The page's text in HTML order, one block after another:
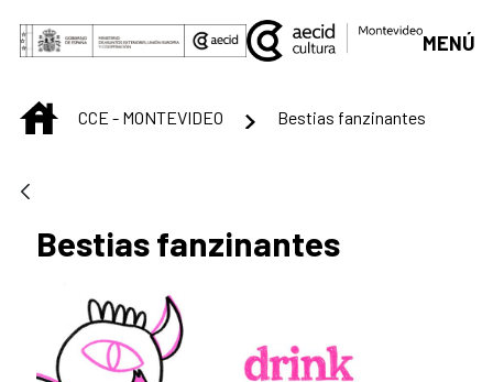
Saltar al contenido principal
MENÚ
INICIOCCE - MONTEVIDEO Bestias fanzinantes
Bestias fanzinantes